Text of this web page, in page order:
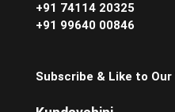
+91 74114 20325
+91 99640 00846
Subscribe & Like to